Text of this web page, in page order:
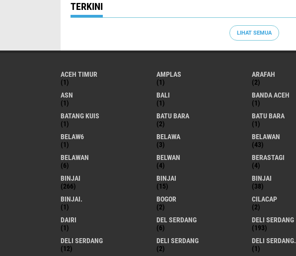
TERKINI
LIHAT SEMUA
ACEH TIMUR
(1)
AMPLAS
(1)
ARAFAH
(2)
ASN
(1)
BALI
(1)
BANDA ACEH
(1)
BATANG KUIS
(1)
BATU BARA
(2)
BATU BARA
(1)
BELAW6
(1)
BELAWA
(3)
BELAWAN
(43)
BELAWAN
(6)
BELWAN
(4)
BERASTAGI
(4)
BINJAI
(266)
BINJAI
(15)
BINJAI
(38)
BINJAI.
(1)
BOGOR
(2)
CILACAP
(2)
DAIRI
(1)
DEL SERDANG
(6)
DELI SERDANG
(193)
DELI SERDANG
(12)
DELI SERDANG
(2)
DELI SERDANG.
(1)